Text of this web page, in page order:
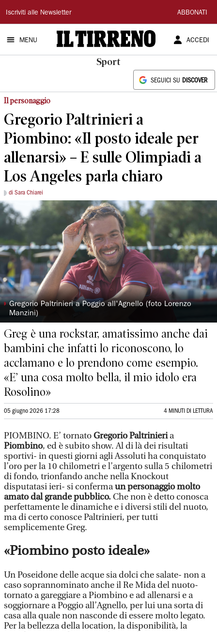
Il
Tirreno
Iscriviti alle Newsletter ABBONATI
MENU ACCEDI
Sport
SEGUICI SU DISCOVER
Il personaggio
Gregorio Paltrinieri a
Piombino: «Il posto ideale per
allenarsi» – E sulle Olimpiadi a
Los Angeles parla chiaro
di Sara Chiarei
◗Gregorio Paltrinieri a Poggio all'Agnello (foto Lorenzo
Manzini)
Greg è una rockstar, amatissimo anche dai
bambini che infatti lo riconoscono, lo
acclamano e lo prendono come esempio.
«E’ una cosa molto bella, il mio idolo era
Rosolino»
05 giugno 2026 17:28 4 MINUTI DI LETTURA
PIOMBINO. E’ tornatoGregorio Paltrinieria
Piombino, ed è subito show. Al di là dei risultati
sportivi- in questi giorni agli Assoluti ha conquistato
l’oro per la 10 chilometri e l’argento sulla 5 chilometri
di fondo, trionfando anche nella Knockout
disputatasi ieri- si confermaun personaggio molto
amato dal grande pubblico. Che non è detto conosca
perfettamente le dinamiche e i diversi stili del nuoto,
ma di certo conosce Paltrinieri, per tutti
semplicemente Greg.
«Piombino posto ideale»
Un Poseidone delle acque sia dolci che salate- non a
caso soprannominato anche il Re Mida del nuoto-
tornato a gareggiare a Piombino e ad allenarsi e a
soggiornare a Poggio all’Agnello, per lui una sorta di
casa alla quale non nasconde di essere molto legato.
Per la bellezza della location, la disponibilità, la